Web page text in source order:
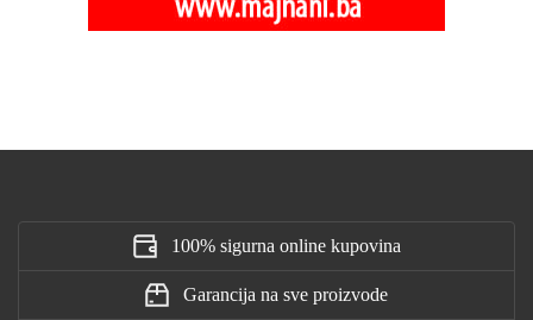
100% sigurna online kupovina
Garancija na sve proizvode